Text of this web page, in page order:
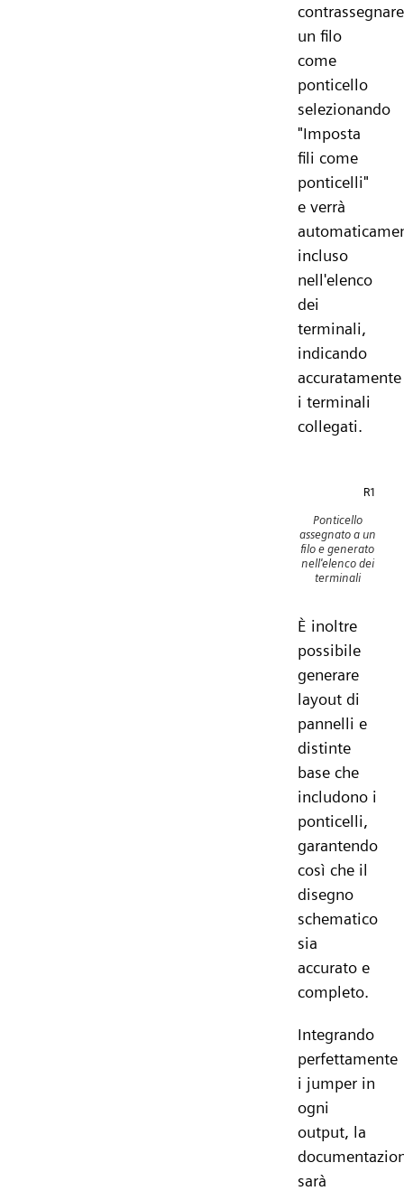
contrassegnare
un filo
come
ponticello
selezionando
"Imposta
fili come
ponticelli"
e verrà
incluso
nell'elenco
dei
terminali,
indicando
accuratamente
i terminali
collegati.
Ponticello
assegnato a un
filo e generato
nell'elenco dei
terminali
È inoltre
possibile
generare
layout di
pannelli e
distinte
base che
includono i
ponticelli,
garantendo
così che il
disegno
schematico
sia
accurato e
completo.
Integrando
perfettamente
i jumper in
ogni
output, la
sarà